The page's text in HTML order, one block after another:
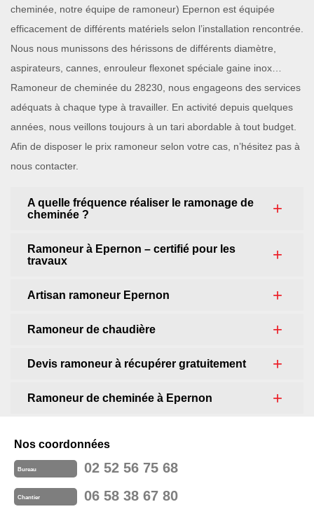
cheminée, notre équipe de ramoneur) Epernon est équipée
efficacement de différents matériels selon l’installation rencontrée.
Nous nous munissons des hérissons de différents diamètre,
aspirateurs, cannes, enrouleur flexonet spéciale gaine inox…
Ramoneur de cheminée du 28230, nous engageons des services
adéquats à chaque type à travailler. En activité depuis quelques
années, nous veillons toujours à un tari abordable à tout budget.
Afin de disposer le prix ramoneur selon votre cas, n’hésitez pas à
nous contacter.
A quelle fréquence réaliser le ramonage de
cheminée ?
Ramoneur à Epernon – certifié pour les
travaux
Artisan ramoneur Epernon
Ramoneur de chaudière
Devis ramoneur à récupérer gratuitement
Ramoneur de cheminée à Epernon
Nos coordonnées
Bureau 02 52 56 75 68
Chantier 06 58 38 67 80